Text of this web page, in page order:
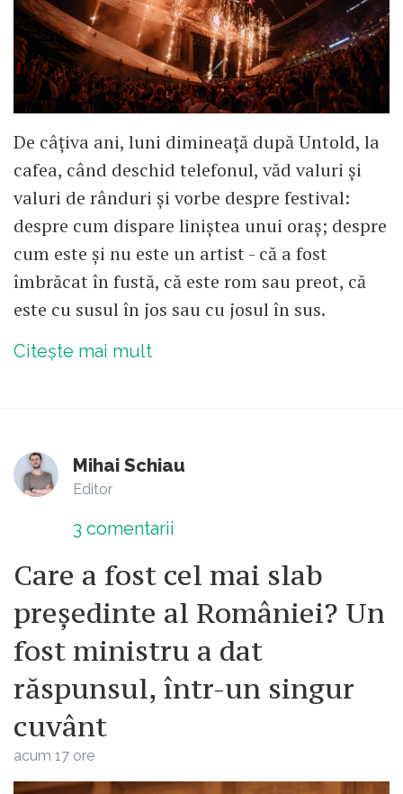
De câțiva ani, luni dimineață după Untold, la
cafea, când deschid telefonul, văd valuri și
valuri de rânduri și vorbe despre festival:
despre cum dispare liniștea unui oraș; despre
cum este și nu este un artist - că a fost
îmbrăcat în fustă, că este rom sau preot, că
este cu susul în jos sau cu josul în sus.
Citește mai mult
Mihai Schiau
Editor
3 comentarii
Care a fost cel mai slab
președinte al României? Un
fost ministru a dat
răspunsul, într-un singur
cuvânt
acum 17 ore